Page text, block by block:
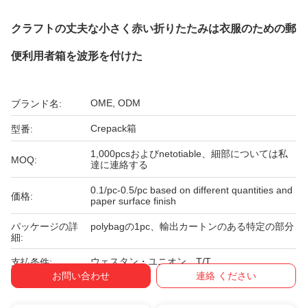
クラフトの丈夫な小さく赤い折りたたみは衣服のための郵
便利用者箱を波形を付けた
ブランド名: OME, ODM
型番: Crepack箱
MOQ:
1,000pcsおよびnetotiable、細部については私
達に連絡する
価格:
0.1/pc-0.5/pc based on different quantities and
paper surface finish
パッケージの詳
細:
polybagの1pc、輸出カートンのある特定の部分
支払条件:
ウェスタン・ユニオン、T/T
お問い合わせ
連絡 ください